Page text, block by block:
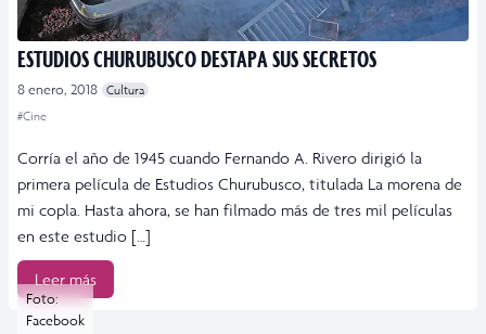
ESTUDIOS CHURUBUSCO DESTAPA SUS SECRETOS
8 enero, 2018 Cultura
#Cine
Corría el año de 1945 cuando Fernando A. Rivero dirigió la
primera película de Estudios Churubusco, titulada La morena de
mi copla. Hasta ahora, se han filmado más de tres mil películas
en este estudio […]
Leer más
Foto:
Facebook